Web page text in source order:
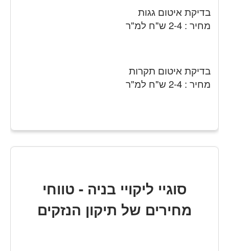
בדיקת איטום גגות
מחיר : 2-4 ש"ח למ"ר
בדיקת איטום תקרות
מחיר : 2-4 ש"ח למ"ר
סוגיי ליקויי בניה - טווחי
מחירים של תיקון הנזקים